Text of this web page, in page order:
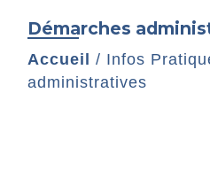
Démarches
Accueil / Infos
administratives